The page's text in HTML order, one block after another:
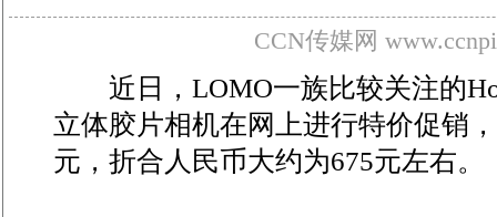
CCN传媒网
近日，LOMO一族比较关注的
立体胶片相机在网上进行特价促销
元，折合人民币大约为675元左右。